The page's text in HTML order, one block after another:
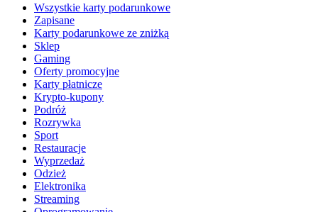
Wszystkie karty podarunkowe
Zapisane
Karty podarunkowe ze zniżką
Sklep
Gaming
Oferty promocyjne
Karty płatnicze
Krypto-kupony
Podróż
Rozrywka
Sport
Restauracje
Wyprzedaż
Odzież
Elektronika
Streaming